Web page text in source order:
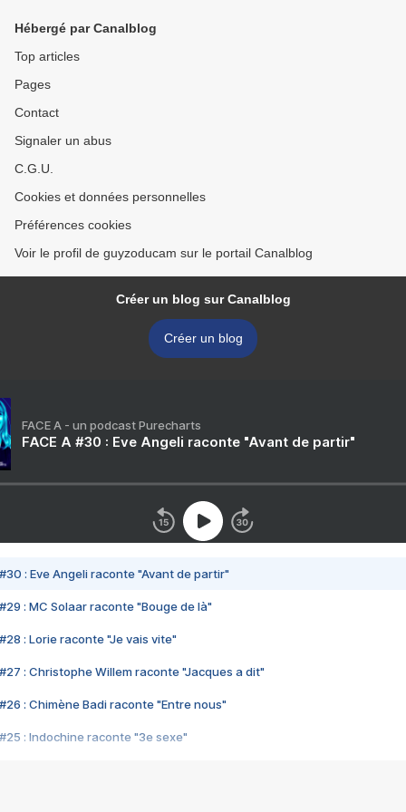
Hébergé par Canalblog
Top articles
Pages
Contact
Signaler un abus
C.G.U.
Cookies et données personnelles
Préférences cookies
Voir le profil de guyzoducam sur le portail Canalblog
Créer un blog sur Canalblog
Créer un blog
FACE A - un podcast Purecharts
FACE A #30 : Eve Angeli raconte "Avant de partir"
#30 : Eve Angeli raconte "Avant de partir"
#29 : MC Solaar raconte "Bouge de là"
#28 : Lorie raconte "Je vais vite"
#27 : Christophe Willem raconte "Jacques a dit"
#26 : Chimène Badi raconte "Entre nous"
#25 : Indochine raconte "3e sexe"